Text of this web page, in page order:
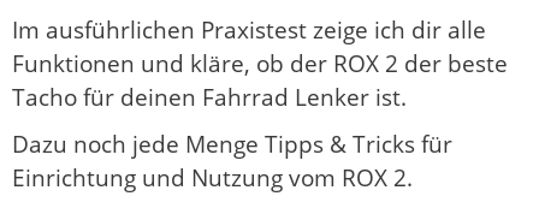
Im ausführlichen Praxistest zeige ich dir alle
Funktionen und kläre, ob der ROX 2 der beste
Tacho für deinen Fahrrad Lenker ist.
Dazu noch jede Menge Tipps & Tricks für
Einrichtung und Nutzung vom ROX 2.